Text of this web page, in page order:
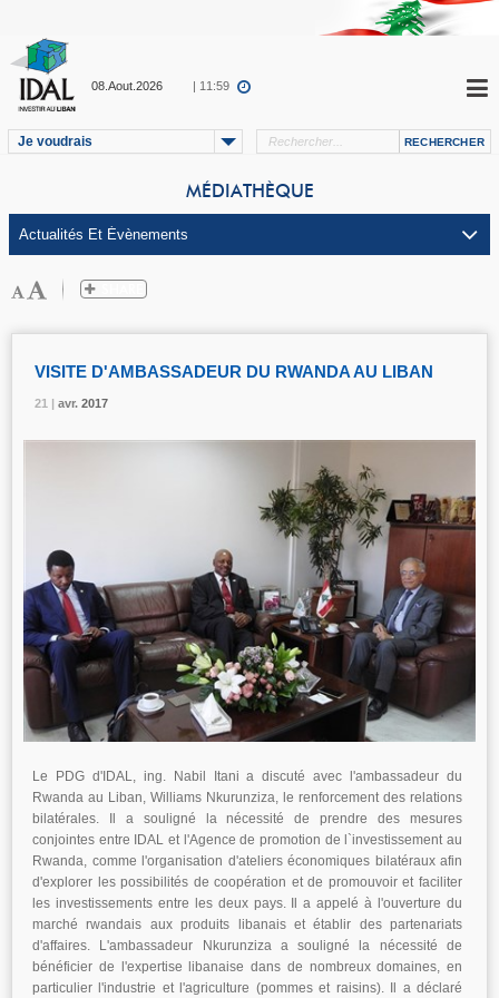
08.Aout.2026 | 11:59
Je voudrais
MÉDIATHÈQUE
21 | avr. 2017
VISITE D'AMBASSADEUR DU RWANDA AU LIBAN
21 | avr. 2017
21 | avr. 2017
Le PDG d'IDAL, ing. Nabil Itani a discuté avec l'ambassadeur du
Rwanda au Liban, Williams Nkurunziza, le renforcement des relations
bilatérales. Il a souligné la nécessité de prendre des mesures
conjointes entre IDAL et l'Agence de promotion de l`investissement au
Rwanda, comme l'organisation d'ateliers économiques bilatéraux afin
d'explorer les possibilités de coopération et de promouvoir et faciliter
les investissements entre les deux pays. Il a appelé à l'ouverture du
marché rwandais aux produits libanais et établir des partenariats
d'affaires. L'ambassadeur Nkurunziza a souligné la nécessité de
bénéficier de l'expertise libanaise dans de nombreux domaines, en
particulier l'industrie et l'agriculture (pommes et raisins). Il a déclaré